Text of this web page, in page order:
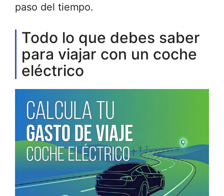
paso del tiempo.
Todo lo que debes saber
para viajar con un coche
eléctrico